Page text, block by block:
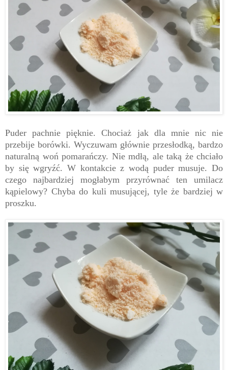
Puder pachnie pięknie. Chociaż jak dla mnie nic nie
przebije borówki. Wyczuwam głównie przesłodką, bardzo
naturalną woń pomarańczy. Nie mdłą, ale taką że chciało
by się wgryźć. W kontakcie z wodą puder musuje. Do
czego najbardziej mogłabym przyrównać ten umilacz
kąpielowy? Chyba do kuli musującej, tyle że bardziej w
proszku.